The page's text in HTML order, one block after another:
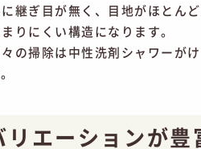
継ぎ目が無く、目地がほとんど
りにくい構造になります。
の掃除は中性洗剤シャワーが
エーションが豊